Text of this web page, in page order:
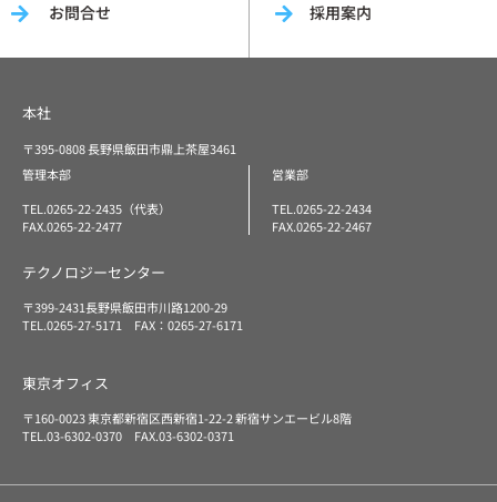
お問合せ 採用案内
本社
〒395-0808 長野県飯田市鼎上茶屋3461
管理本部
TEL.0265-22-2435（代表）
FAX.0265-22-2477
営業部
TEL.0265-22-2434
FAX.0265-22-2467
テクノロジーセンター
〒399-2431長野県飯田市川路1200-29
TEL.0265-27-5171 FAX：0265-27-6171
東京オフィス
〒160-0023 東京都新宿区西新宿1-22-2 新宿サンエービル8階
TEL.03-6302-0370 FAX.03-6302-0371